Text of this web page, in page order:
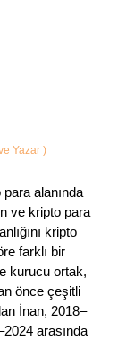
Yazar )
alanında
ve kripto para
kripto
farklı bir
kurucu ortak,
önce çeşitli
İnan, 2018–
arasında